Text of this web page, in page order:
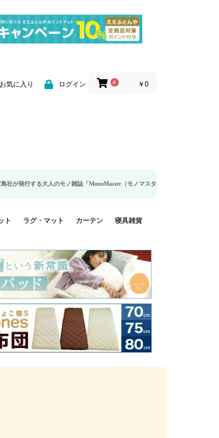
気に入り ログイン 0 ￥0
人のモノ雑誌「MonoMaster（モノマスター）」の疲労回復・睡眠の向上特集に
掛け布団カバー
掛け布団カバー
ロング 掛け布団
ル 掛け布団カバ
掛け布団カバー
ング 掛け布団カ
掛け布団カバー
け布団カバー
敷布団カバー
グル 敷布団カバ
敷布団カバー
ロング 敷布団カ
敷布団カバー
枕カバー
枕カバー
枕カバー
枕カバー
BOXシーツ
ロング BOXシー
ル BOXシーツ
BOXシーツ
ロング BOXシー
点セット
点セット
ト
ズ
イズ
サイズ
ズ
100%
ラグ・マット カーテン
既成カーテンのサイズ
遮光カーテン
レース・シアーカーテン
Disney ディズニーカーテ
ン
MOOMIN ムーミンカーテ
ン
PEANUTS ピーナツカー
テン (SNOOPY スヌーピ
ー)
寝具雑貨
美容・化粧品
シルク寝具・雑貨
HURONテクノロジー リ
カバリー寝具
ソファカバー
ひざ掛け
パジャマ
クッション
玄関・フロアーマット
ペット用ベッド
インテリア
その他寝具雑貨